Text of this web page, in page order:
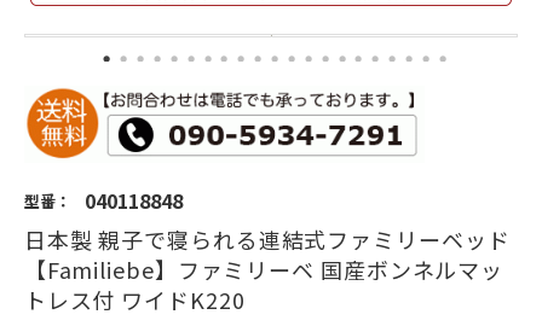
型番： 040118848
日本製 親子で寝られる連結式ファミリーベッド
【Familiebe】ファミリーベ 国産ボンネルマッ
トレス付 ワイドK220